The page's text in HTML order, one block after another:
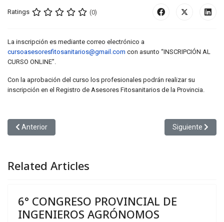
Ratings (0)
La inscripción es mediante correo electrónico a
cursoasesoresfitosanitarios@gmail.com con asunto “INSCRIPCIÓN AL
CURSO ONLINE”.
Con la aprobación del curso los profesionales podrán realizar su
inscripción en el Registro de Asesores Fitosanitarios de la Provincia.
Artículo anterior: Jornada presencial: AGROECOLOGÍA Y
Anterior Artículo
Siguiente
Related Articles
6° CONGRESO PROVINCIAL DE
INGENIEROS AGRÓNOMOS